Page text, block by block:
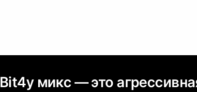
Вit4y микс — это